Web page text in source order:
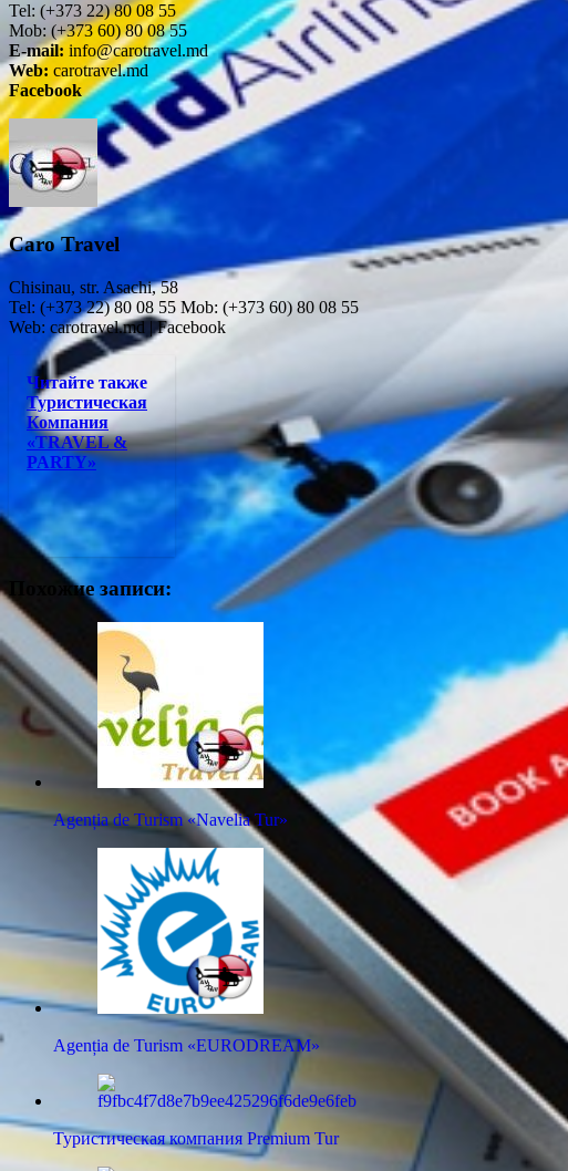
Tel: (+373 22) 80 08 55
Mob: (+373 60) 80 08 55
E-mail: info@carotravel.md
Web: carotravel.md
Facebook
Caro Travel
Chisinau, str. Asachi, 58
Tel: (+373 22) 80 08 55 Mob: (+373 60) 80 08 55
Web: carotravel.md | Facebook
Читайте также
Туристическая
Компания
«TRAVEL &
PARTY»
Похожие записи:
Agenția de Turism «​Navelia Tur»
Agenția de Turism «EURODREAM»
Туристическая компания Premium Tur